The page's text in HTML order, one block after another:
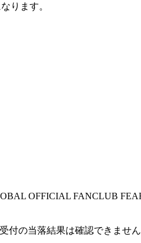
ります。
OFFICIAL FANCLUB
付の当落結果は確認できませ